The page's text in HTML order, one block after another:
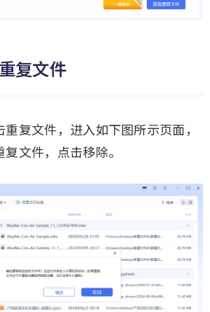
复文件
复文件，进入如下图所示页面，
文件，点击移除。